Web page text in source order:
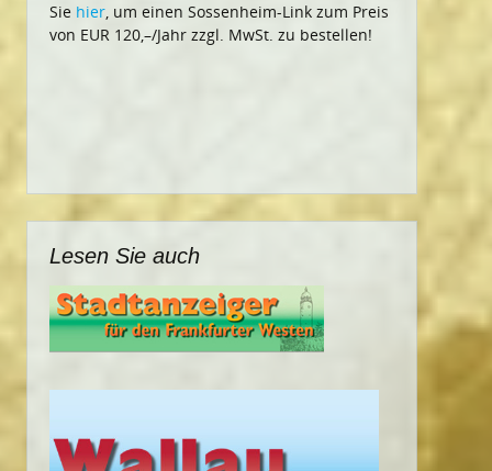
Sie hier, um einen Sossenheim-Link zum Preis
von EUR 120,–/Jahr zzgl. MwSt. zu bestellen!
Lesen Sie auch